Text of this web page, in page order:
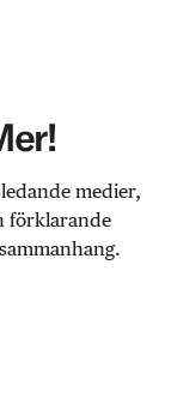
medier,
förklarande